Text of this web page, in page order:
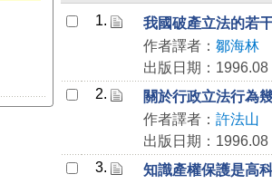
1.
我國破產立法的若
作者譯者： 鄒海林
出版日期：1996.08
2.
關於行政立法行為
作者譯者： 許法山
出版日期：1996.08
3.
知識產權保護是高